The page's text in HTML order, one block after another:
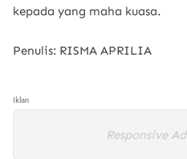
kepada yang maha kuasa.
Penulis: RISMA APRILIA
Iklan
Responsive